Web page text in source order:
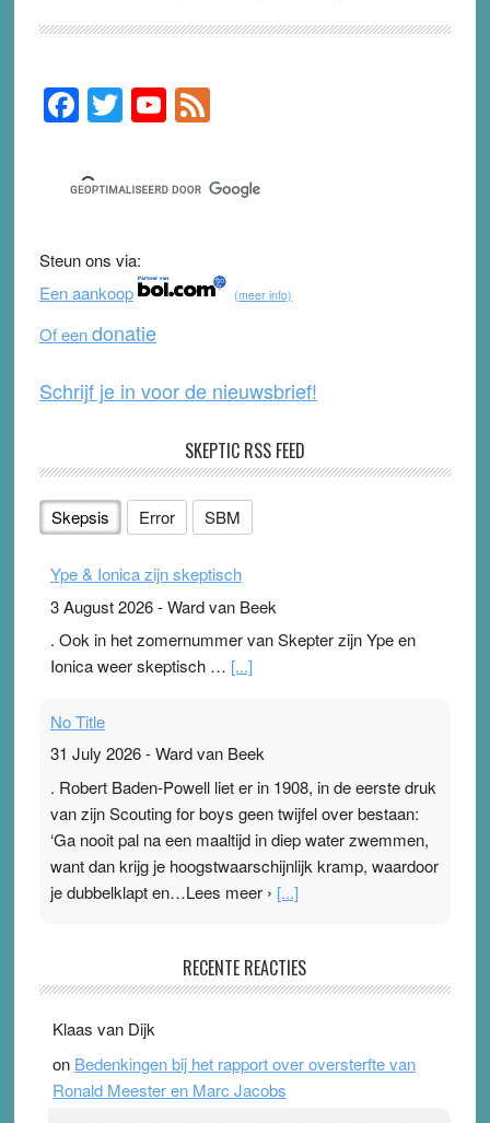
Primary
Sidebar
F
c
e
b
o
o
k
T
tt
er
Y
u
T
b
F
e
d
Steun ons via:
Een aankoop
(meer info)
Of eendonatie
Schrijf je in voor de nieuwsbrief!
SKEPTIC RSS FEED
Skepsis Error SBM
Ype & Ionica zijn skeptisch
3 August 2026-Ward van Beek
. Ook in het zomernummer van Skepter zijn Ype en
Ionica weer skeptisch … [...]
No Title
31 July 2026-Ward van Beek
. Robert Baden-Powell liet er in 1908, in de eerste druk
van zijn Scouting for boys geen twijfel over bestaan:
‘Ga nooit pal na een maaltijd in diep water zwemmen,
want dan krijg je hoogstwaarschijnlijk kramp, waardoor
je dubbelklapt en…Lees meer › [...]
Ward van Beek
topsporters. Ze hopen ermee hun hartslag te verlagen
terwijl ze meer zuurstof opnemen. Daarop heeft zo’n
pleister geen effect. Maar het gevoel ‘makkelijker te
RECENTE REACTIES
Klaas van Dijk
on Bedenkingen bij het rapport over oversterfte van
Ronald Meester en Marc Jacobs